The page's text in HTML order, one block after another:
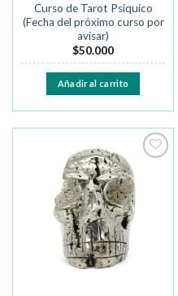
Curso de Tarot Psiquico
(Fecha del próximo curso por
avisar)
$50.000
Añadir al carrito
lista de
deseos